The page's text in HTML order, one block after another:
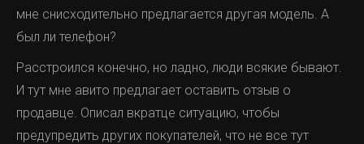
мне снисходительно предлагается другая модель. А
был ли телефон?
Расстроился конечно, но ладно, люди всякие бывают.
И тут мне авито предлагает оставить отзыв о
продавце. Описал вкратце ситуацию, чтобы
предупредить других покупателей, что не все тут